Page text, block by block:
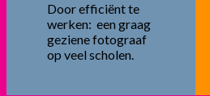
Door efficiënt te
werken: een graag
geziene fotograaf
op veel scholen.